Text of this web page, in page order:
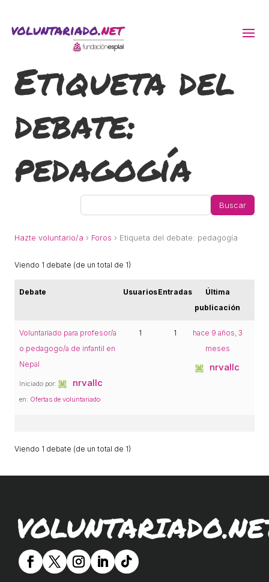
Etiqueta del
debate:
pedagogía
Hazte voluntario/a › Foros › Etiqueta del debate: pedagogía
Viendo 1 debate (de un total de 1)
Debate UsuariosEntradas
Última
publicación
Voluntariado para profesor/a
o pedagogo/a de infantil en
Nepal
Iniciado por: nrvallc
en: Ofertas de voluntariado
1 1
hace 9 años, 3
meses
nrvallc
Viendo 1 debate (de un total de 1)
ALBERG CENTRE ESPLAI
FORMACIÓ
CASES DE COLÒNIES
SUPORT TERCER SECTOR
La Fundació
L'equip
Missió i valors